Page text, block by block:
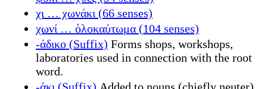
χι … χωνάκι (66 senses)
χωνί … ὁλοκαύτωμα (104 senses)
-άδικο (Suffix) Forms shops, workshops,
laboratories used in connection with the root
word.
-άκι (Suffix) Added to nouns (chiefly neuter)